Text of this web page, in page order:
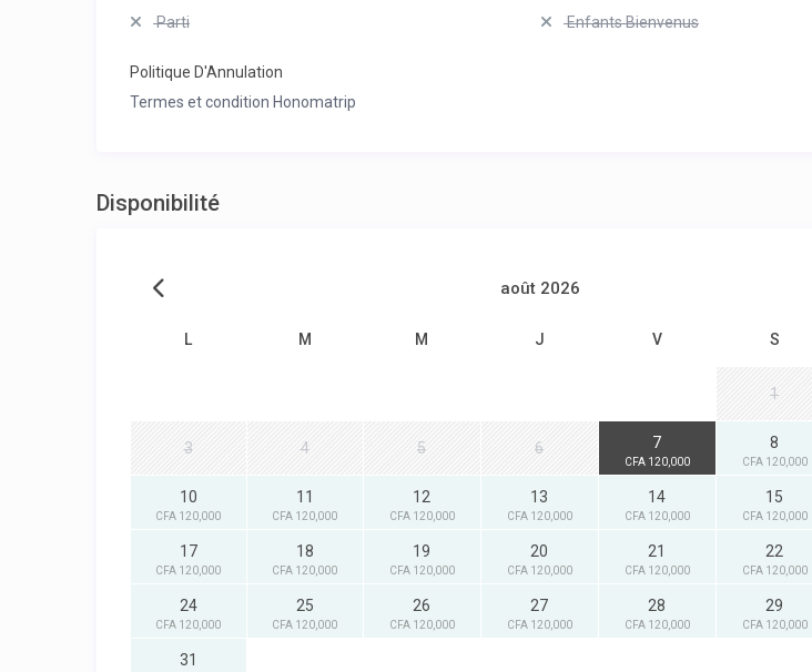
Parti
Enfants Bienvenus
Politique D'Annulation
Termes et condition Honomatrip
Disponibilité
août 2026
L M M J V S
1
3 4 5 6 7
CFA 120,000
8
CFA 120,000
10
CFA 120,000
11
CFA 120,000
12
CFA 120,000
13
CFA 120,000
14
CFA 120,000
15
CFA 120,000
17
CFA 120,000
18
CFA 120,000
19
CFA 120,000
20
CFA 120,000
21
CFA 120,000
22
CFA 120,000
24
CFA 120,000
25
CFA 120,000
26
CFA 120,000
27
CFA 120,000
28
CFA 120,000
29
CFA 120,000
31